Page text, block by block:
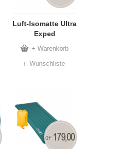
Luft-Isomatte Ultra
Exped
+ Warenkorb
Wunschliste
CHF 179,00